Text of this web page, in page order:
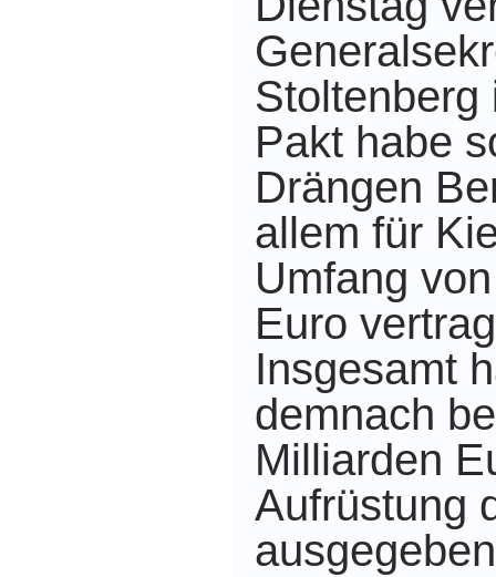
Stoltenberg
Pakt habe
Drängen
allem für
Umfang
Euro
Insgesamt
demnach
Milliarden
Aufrüstung